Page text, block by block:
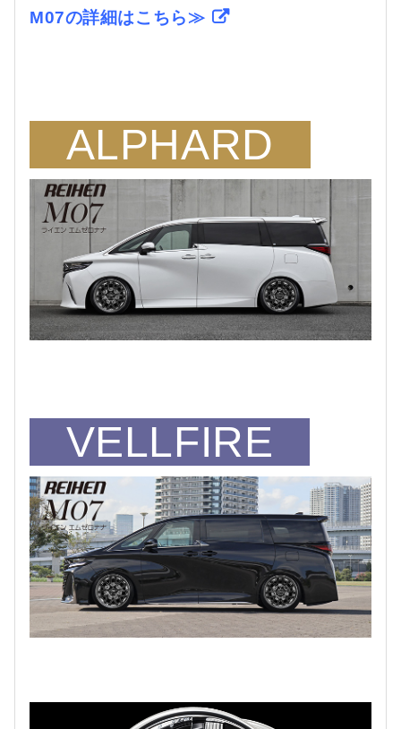
M07の詳細はこちら≫
ALPHARD
VELLFIRE